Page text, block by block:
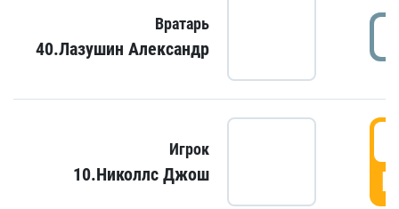
Вратарь
40.Лазушин Александр
Игрок
10.Николлс Джош